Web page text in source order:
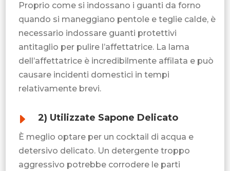
Proprio come si indossano i guanti da forno
quando si maneggiano pentole e teglie calde, è
necessario indossare guanti protettivi
antitaglio per pulire l’affettatrice. La lama
dell’affettatrice è incredibilmente affilata e può
causare incidenti domestici in tempi
relativamente brevi.
E 2) Utilizzate Sapone Delicato
È meglio optare per un cocktail di acqua e
detersivo delicato. Un detergente troppo
aggressivo potrebbe corrodere le parti